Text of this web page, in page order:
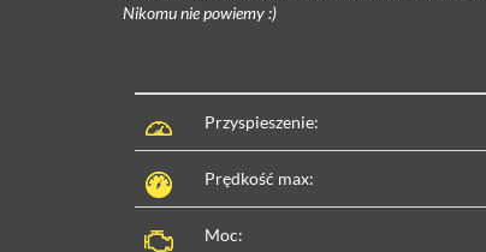
Nikomu nie powiemy :)
Przyspieszenie:
Prędkość max:
Moc: